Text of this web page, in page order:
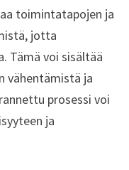
toimintatapojen ja
jotta
Tämä voi sisältää
vähentämistä ja
prosessi voi
ja